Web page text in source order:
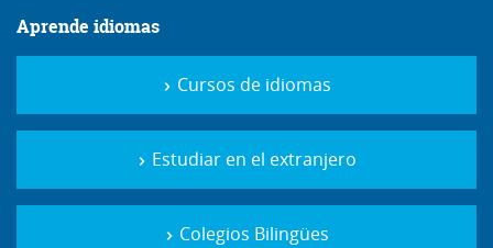
Aprende idiomas
Cursos de idiomas
Estudiar en el extranjero
Colegios Bilingües